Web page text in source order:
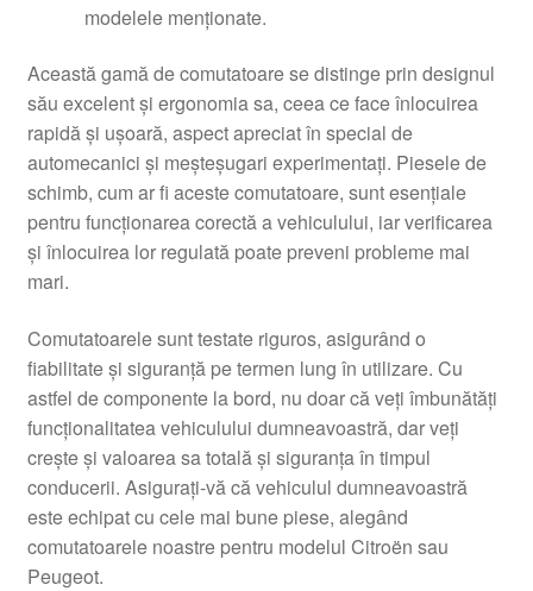
modelele menționate.
Această gamă de comutatoare se distinge prin designul
său excelent și ergonomia sa, ceea ce face înlocuirea
rapidă și ușoară, aspect apreciat în special de
automecanici și meșteșugari experimentați. Piesele de
schimb, cum ar fi aceste comutatoare, sunt esențiale
pentru funcționarea corectă a vehiculului, iar verificarea
și înlocuirea lor regulată poate preveni probleme mai
mari.
Comutatoarele sunt testate riguros, asigurând o
fiabilitate și siguranță pe termen lung în utilizare. Cu
astfel de componente la bord, nu doar că veți îmbunătăți
funcționalitatea vehiculului dumneavoastră, dar veți
crește și valoarea sa totală și siguranța în timpul
conducerii. Asigurați-vă că vehiculul dumneavoastră
este echipat cu cele mai bune piese, alegând
comutatoarele noastre pentru modelul Citroën sau
Peugeot.